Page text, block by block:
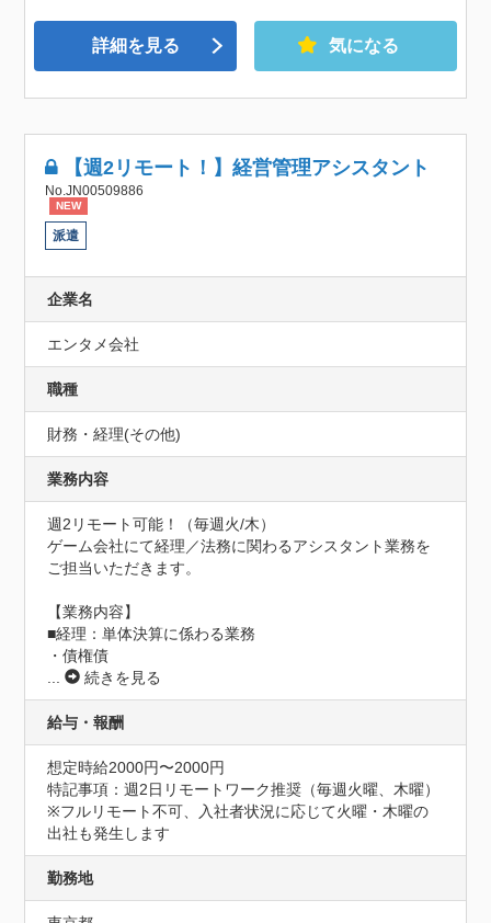
詳細を見る 気になる
【週2リモート！】経営管理アシスタント
No.JN00509886
NEW
派遣
企業名
エンタメ会社
職種
財務・経理(その他)
業務内容
週2リモート可能！（毎週火/木）
ゲーム会社にて経理／法務に関わるアシスタント業務を
ご担当いただきます。
【業務内容】
■経理：単体決算に係わる業務
・債権債
...
続きを見る
給与・報酬
想定時給2000円〜2000円
特記事項：週2日リモートワーク推奨（毎週火曜、木曜）
※フルリモート不可、入社者状況に応じて火曜・木曜の
出社も発生します
勤務地